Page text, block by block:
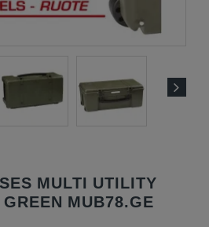
MULTI UTILITY
MUB78.GE